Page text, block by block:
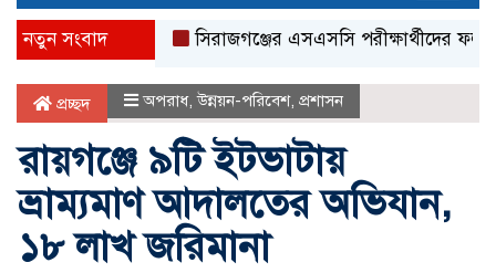
নতুন সংবাদ সিরাজগঞ্জের এসএসসি পরীক্ষার্থীদের ফল দেখতে
প্রচ্ছদ অপরাধ,উন্নয়ন-পরিবেশ, প্রশাসন
রায়গঞ্জে ৯টি ইটভাটায়
ভ্রাম্যমাণ আদালতের অভিযান,
১৮ লাখ জরিমানা